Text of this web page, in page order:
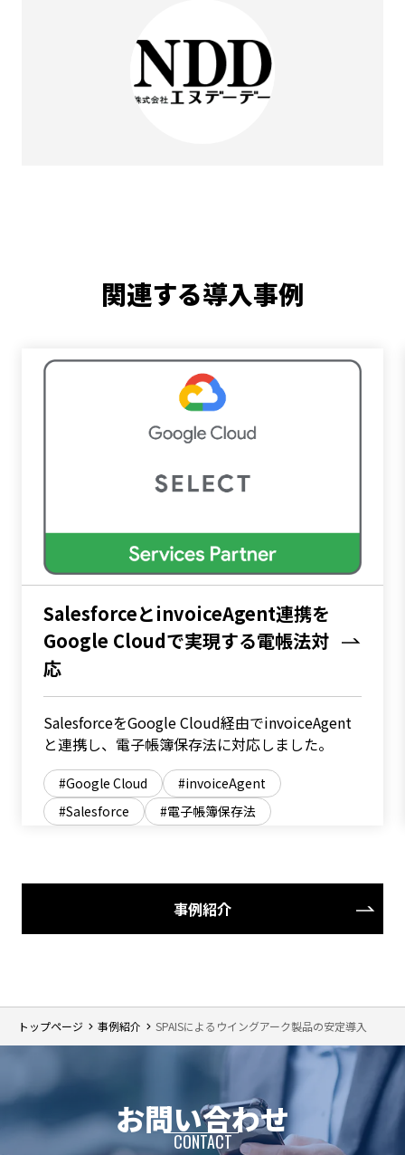
トップページ 事例紹介 SPAISによるウイングアーク製品の安定導入
関連する導入事例
SalesforceとinvoiceAgent連携を
Google Cloudで実現する電帳法対
応
SalesforceをGoogle Cloud経由でinvoiceAgent
と連携し、電子帳簿保存法に対応しました。
Google Cloud
invoiceAgent
Salesforce
電子帳簿保存法
事例紹介
お問い合わせ
CONTACT